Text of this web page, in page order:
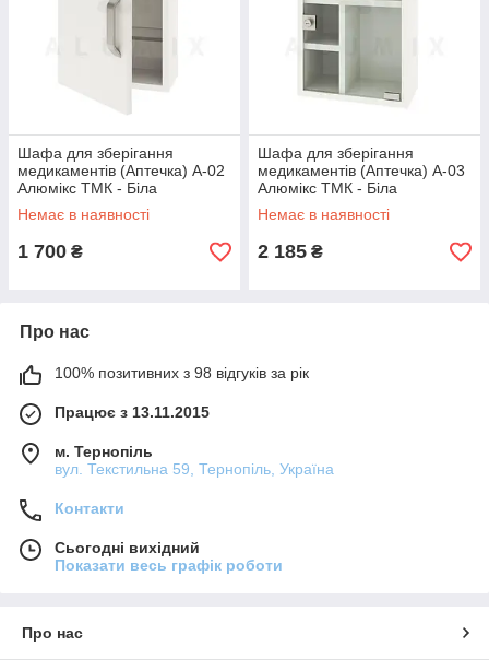
Шафа для зберігання
медикаментів (Аптечка) А-02
Алюмікс ТМК - Біла
Немає в наявності
1 700 ₴
Шафа для зберігання
медикаментів (Аптечка) А-03
Алюмікс ТМК - Біла
Немає в наявності
2 185 ₴
Про нас
100% позитивних з 98 відгуків за рік
Працює з 13.11.2015
м. Тернопіль
вул. Текстильна 59, Тернопіль, Україна
Контакти
Сьогодні вихідний
Показати весь графік роботи
Про нас